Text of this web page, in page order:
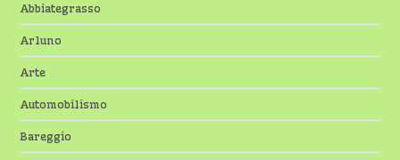
Abbiategrasso
Arluno
Arte
Automobilismo
Bareggio